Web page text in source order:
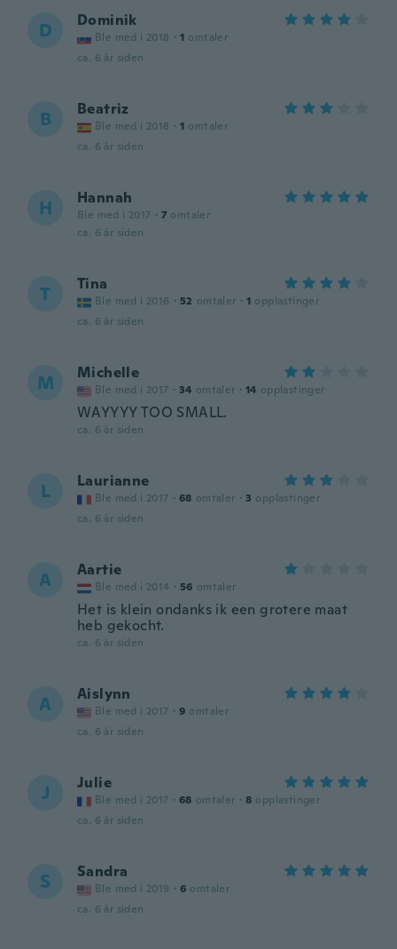
D Dominik
Ble med i 2018 · 1 omtaler
ca. 6 år siden
B Beatriz
Ble med i 2018 · 1 omtaler
ca. 6 år siden
H Hannah
Ble med i 2017 · 7 omtaler
ca. 6 år siden
T Tina
Ble med i 2016 · 52 omtaler · 1 opplastinger
ca. 6 år siden
M Michelle
Ble med i 2017 · 34 omtaler · 14 opplastinger
WAYYYY TOO SMALL.
ca. 6 år siden
L Laurianne
Ble med i 2017 · 68 omtaler · 3 opplastinger
ca. 6 år siden
A Aartie
Ble med i 2014 · 56 omtaler
Het is klein ondanks ik een grotere maat
heb gekocht.
ca. 6 år siden
A Aislynn
Ble med i 2017 · 9 omtaler
ca. 6 år siden
J Julie
Ble med i 2017 · 68 omtaler · 8 opplastinger
ca. 6 år siden
S Sandra
Ble med i 2019 · 6 omtaler
ca. 6 år siden